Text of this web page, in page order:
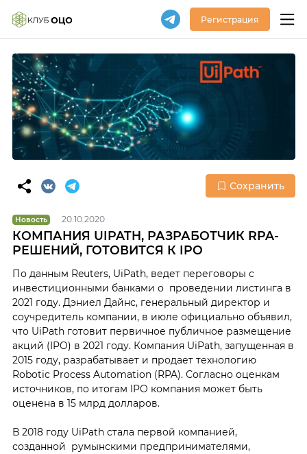
Регистрация
Сохранить
Новость 20.10.2020
КОМПАНИЯ UIPATH, РАЗРАБОТЧИК RPA-
РЕШЕНИЙ, ГОТОВИТСЯ К IPO
По данным Reuters, UiPath, ведет переговоры с
инвестиционными банками о проведении листинга в
2021 году. Дэниел Дайнс, генеральный директор и
соучредитель компании, в июле официально объявил,
что UiPath готовит первичное публичное размещение
акций (IPO) в 2021 году. Компания UiPath, запущенная в
2015 году, разрабатывает и продает технологию
Robotic Process Automation (RPA). Согласно оценкам
источников, по итогам IPO компания может быть
оценена в 15 млрд долларов.
В 2018 году UiPath стала первой компанией,
созданной румынскими предпринимателями,